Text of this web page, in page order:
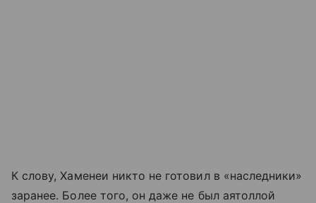
К слову, Хаменеи никто не готовил в «наследники»
заранее. Более того, он даже не был аятоллой